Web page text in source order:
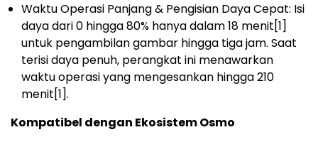
Waktu Operasi Panjang & Pengisian Daya Cepat: Isi
daya dari 0 hingga 80% hanya dalam 18 menit[1]
untuk pengambilan gambar hingga tiga jam. Saat
terisi daya penuh, perangkat ini menawarkan
waktu operasi yang mengesankan hingga 210
menit[1].
Kompatibel dengan Ekosistem Osmo